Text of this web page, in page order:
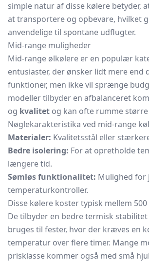
simple natur af disse kølere betyder,
at transportere og opbevare, hvilket
anvendelige til spontane udflugter.
Mid-range muligheder
Mid-range ølkølere er en populær
entusiaster, der ønsker lidt mere end
funktioner, men ikke vil sprænge
modeller tilbyder en afbalanceret
og kvalitet og kan ofte rumme
Nøglekarakteristika ved mid-range
Materialer: Kvalitetsstål eller
Bedre isolering: For at opretholde
længere tid.
Sømløs funktionalitet: Mulighed for
temperaturkontroller.
Disse kølere koster typisk mellem 500
De tilbyder en bedre termisk
bruges til fester, hvor der kræves en
temperatur over flere timer. Mange
prisklasse kommer også med små